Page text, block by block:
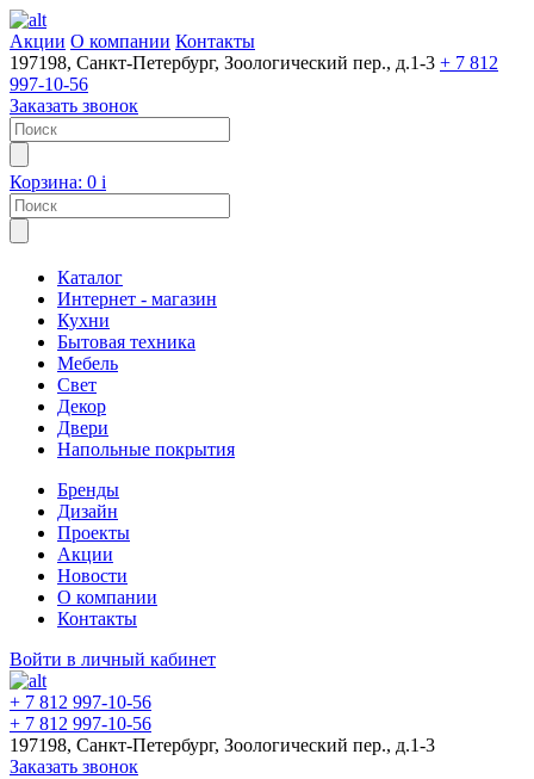
Акции О компании Контакты
197198, Санкт-Петербург, Зоологический пер., д.1-3 + 7 812
997-10-56
Заказать звонок
Корзина: 0 i
Каталог
Интернет - магазин
Кухни
Бытовая техника
Мебель
Свет
Декор
Двери
Напольные покрытия
Бренды
Дизайн
Проекты
Акции
Новости
О компании
Контакты
Войти в личный кабинет
+ 7 812 997-10-56
+ 7 812 997-10-56
197198, Санкт-Петербург, Зоологический пер., д.1-3
Заказать звонок